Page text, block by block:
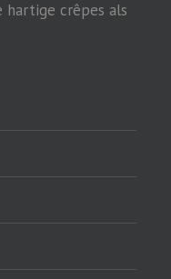
hartige crêpes als